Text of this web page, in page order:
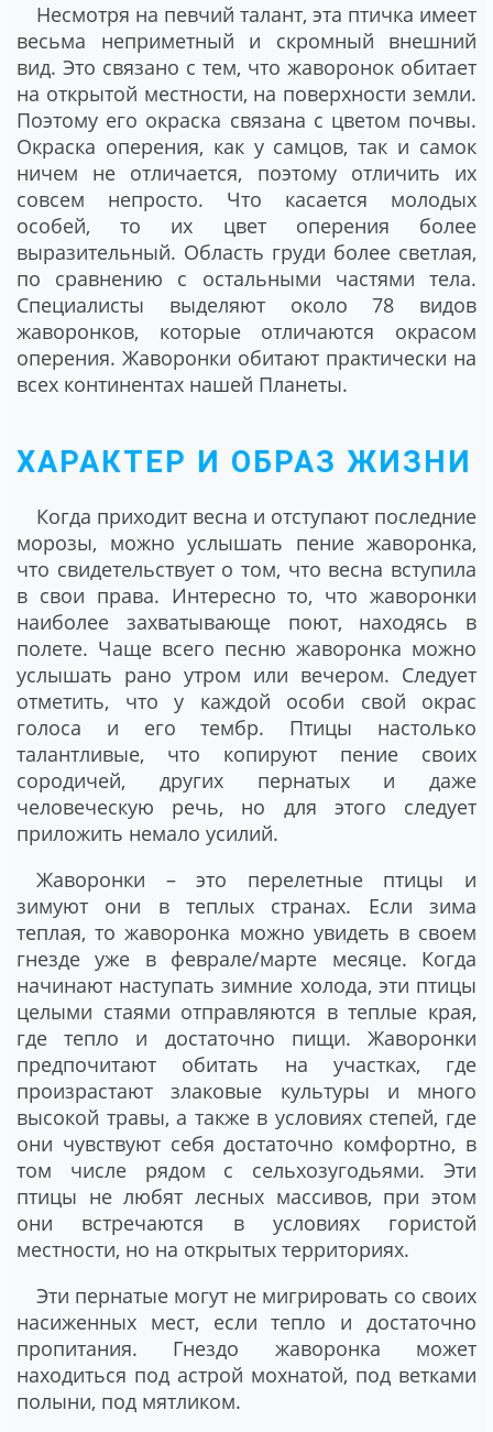
Несмотря на певчий талант, эта птичка имеет
весьма неприметный и скромный внешний
вид. Это связано с тем, что жаворонок обитает
на открытой местности, на поверхности земли.
Поэтому его окраска связана с цветом почвы.
Окраска оперения, как у самцов, так и самок
ничем не отличается, поэтому отличить их
совсем непросто. Что касается молодых
особей, то их цвет оперения более
выразительный. Область груди более светлая,
по сравнению с остальными частями тела.
Специалисты выделяют около 78 видов
жаворонков, которые отличаются окрасом
оперения. Жаворонки обитают практически на
всех континентах нашей Планеты.
ХАРАКТЕР И ОБРАЗ ЖИЗНИ
Когда приходит весна и отступают последние
морозы, можно услышать пение жаворонка,
что свидетельствует о том, что весна вступила
в свои права. Интересно то, что жаворонки
наиболее захватывающе поют, находясь в
полете. Чаще всего песню жаворонка можно
услышать рано утром или вечером. Следует
отметить, что у каждой особи свой окрас
голоса и его тембр. Птицы настолько
талантливые, что копируют пение своих
сородичей, других пернатых и даже
человеческую речь, но для этого следует
приложить немало усилий.
Жаворонки – это перелетные птицы и
зимуют они в теплых странах. Если зима
теплая, то жаворонка можно увидеть в своем
гнезде уже в феврале/марте месяце. Когда
начинают наступать зимние холода, эти птицы
целыми стаями отправляются в теплые края,
где тепло и достаточно пищи. Жаворонки
предпочитают обитать на участках, где
произрастают злаковые культуры и много
высокой травы, а также в условиях степей, где
они чувствуют себя достаточно комфортно, в
том числе рядом с сельхозугодьями. Эти
птицы не любят лесных массивов, при этом
они встречаются в условиях гористой
местности, но на открытых территориях.
Эти пернатые могут не мигрировать со своих
насиженных мест, если тепло и достаточно
пропитания. Гнездо жаворонка может
находиться под астрой мохнатой, под ветками
полыни, под мятликом.